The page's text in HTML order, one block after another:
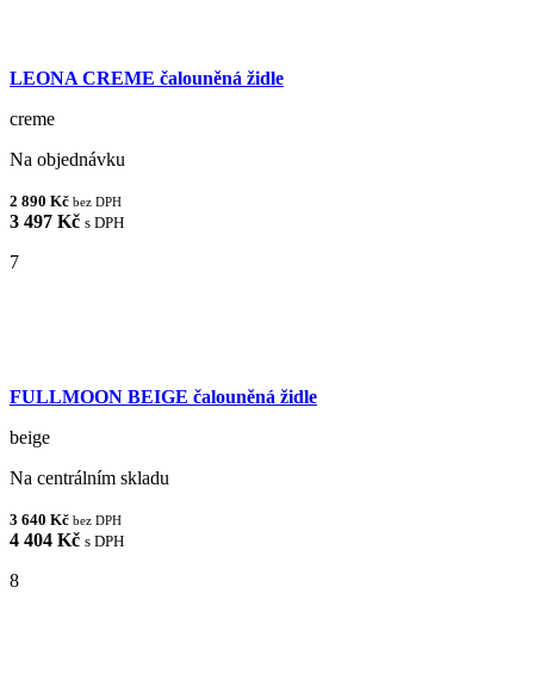
LEONA CREME čalouněná židle
creme
Na objednávku
2 890 Kč bez DPH
3 497 Kč s DPH
7
FULLMOON BEIGE čalouněná židle
beige
Na centrálním skladu
3 640 Kč bez DPH
4 404 Kč s DPH
8